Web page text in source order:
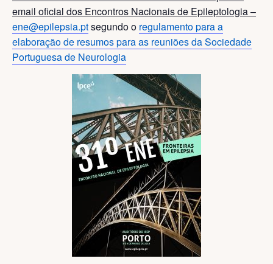
email oficial dos Encontros Nacionais de Epileptologia –
ene@epilepsia.ptsegundo o regulamento para a
elaboração de resumos para as reuniões da Sociedade
Portuguesa de Neurologia